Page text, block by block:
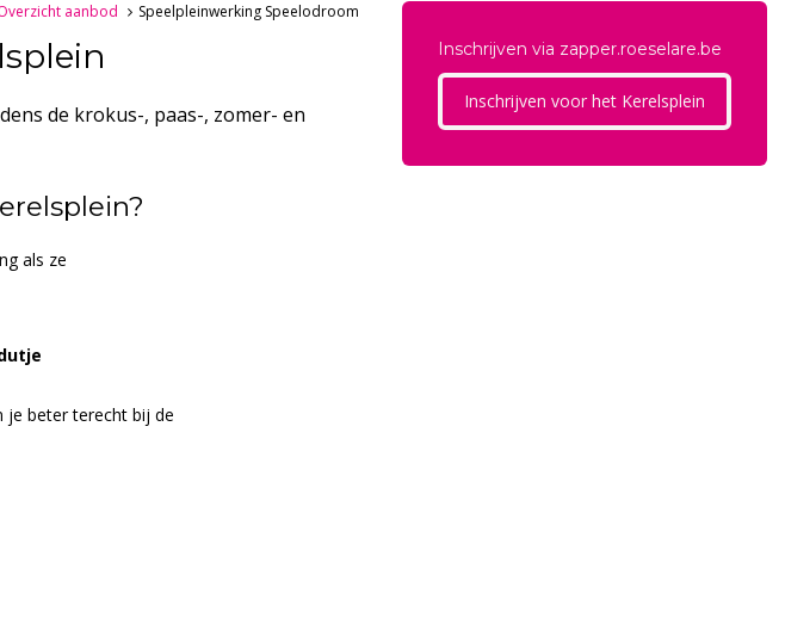
aanbod Speelpleinwerking Speelodroom
de krokus-, paas-, zomer- en
als ze
je beter terecht bij de
Inschrijven via zapper.roeselare.be
Inschrijven voor het Kerelsplein